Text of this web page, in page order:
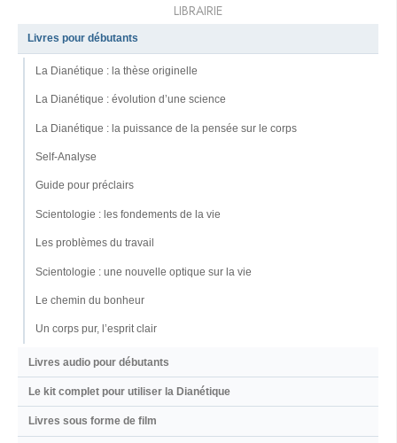
LIBRAIRIE
Livres pour débutants
La Dianétique : la thèse originelle
La Dianétique : évolution d’une science
La Dianétique : la puissance de la pensée sur le corps
Self-Analyse
Guide pour préclairs
Scientologie : les fondements de la vie
Les problèmes du travail
Scientologie : une nouvelle optique sur la vie
Le chemin du bonheur
Un corps pur, l’esprit clair
Livres audio pour débutants
Le kit complet pour utiliser la Dianétique
Livres sous forme de film